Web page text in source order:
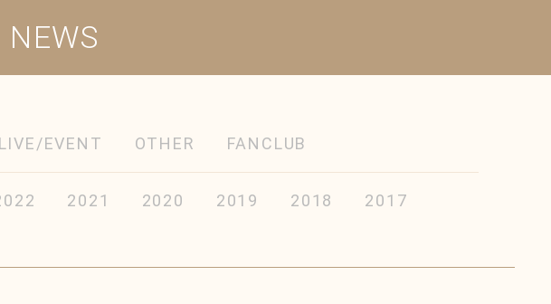
NEWS
LIVE/EVENT OTHER FANCLUB
2021 2020 2019 2018
2017